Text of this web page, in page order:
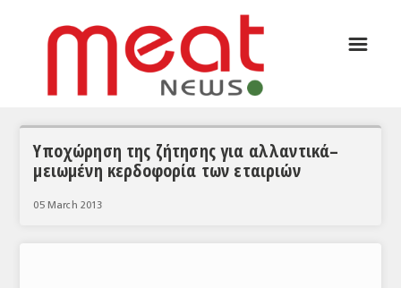
ΣΥΝΕΝΤΕΥΞΕΙΣ
ΘΕΜΑΤΑ
☰
Υποχώρηση της ζήτησης για αλλαντικά–
μειωμένη κερδοφορία των εταιριών
05 March 2013